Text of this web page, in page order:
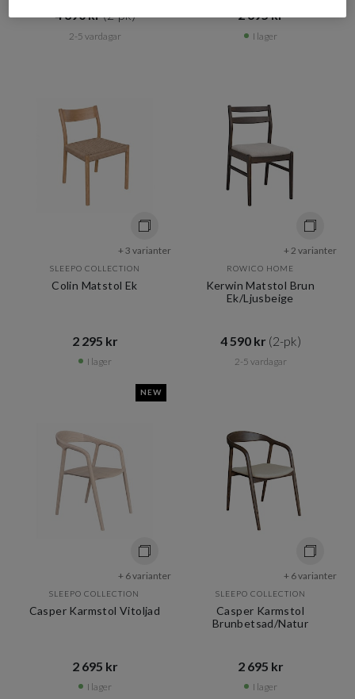
4 390 kr​​(2-pk)
2-5 vardagar
2 695 kr​​
I lager
+ 3 varianter
SLEEPO COLLECTION
Colin Matstol Ek
2 295 kr​​
I lager
+ 2 varianter
ROWICO HOME
Kerwin Matstol Brun
Ek/Ljusbeige
4 590 kr​​ (2-pk)
2-5 vardagar
NEW
+ 6 varianter
SLEEPO COLLECTION
Casper Karmstol Vitoljad
2 695 kr​​
I lager
+ 6 varianter
SLEEPO COLLECTION
Casper Karmstol
Brunbetsad/Natur
2 695 kr​​
I lager